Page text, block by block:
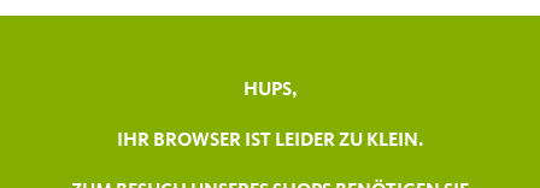
HUPS,
IHR BROWSER IST LEIDER ZU KLEIN.